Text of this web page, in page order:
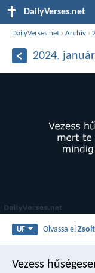
DailyVerses.net
DailyVerses.net ›Archív ›
2024.
UF Olvassa el
Vezess